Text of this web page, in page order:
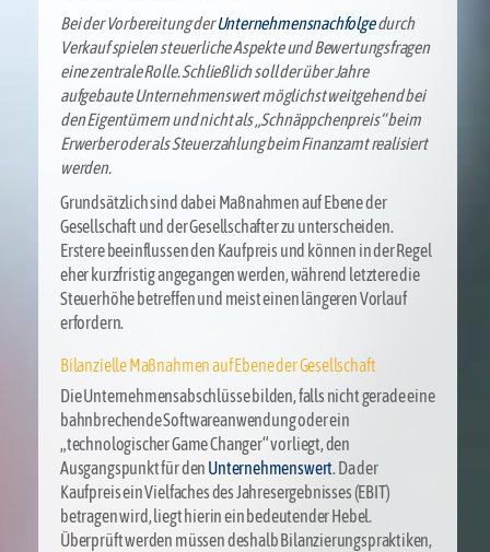
Bei der Vorbereitung derUnternehmensnachfolgedurch
Verkauf spielen steuerliche Aspekte und Bewertungsfragen
eine zentrale Rolle. Schließlich soll der über Jahre
aufgebaute Unternehmenswert möglichst weitgehend bei
den Eigentümern und nicht als „Schnäppchenpreis“ beim
Erwerber oder als Steuerzahlung beim Finanzamt realisiert
werden.
Grundsätzlich sind dabei Maßnahmen auf Ebene der
Gesellschaft und der Gesellschafter zu unterscheiden.
Erstere beeinflussen den Kaufpreis und können in der Regel
eher kurzfristig angegangen werden, während letztere die
Steuerhöhe betreffen und meist einen längeren Vorlauf
erfordern.
Bilanzielle Maßnahmen auf Ebene der Gesellschaft
Die Unternehmensabschlüsse bilden, falls nicht gerade eine
bahnbrechende Softwareanwendung oder ein
„technologischer Game Changer“ vorliegt, den
Ausgangspunkt für den Unternehmenswert. Da der
Kaufpreis ein Vielfaches des Jahresergebnisses (EBIT)
betragen wird, liegt hierin ein bedeutender Hebel.
Überprüft werden müssen deshalb Bilanzierungspraktiken,